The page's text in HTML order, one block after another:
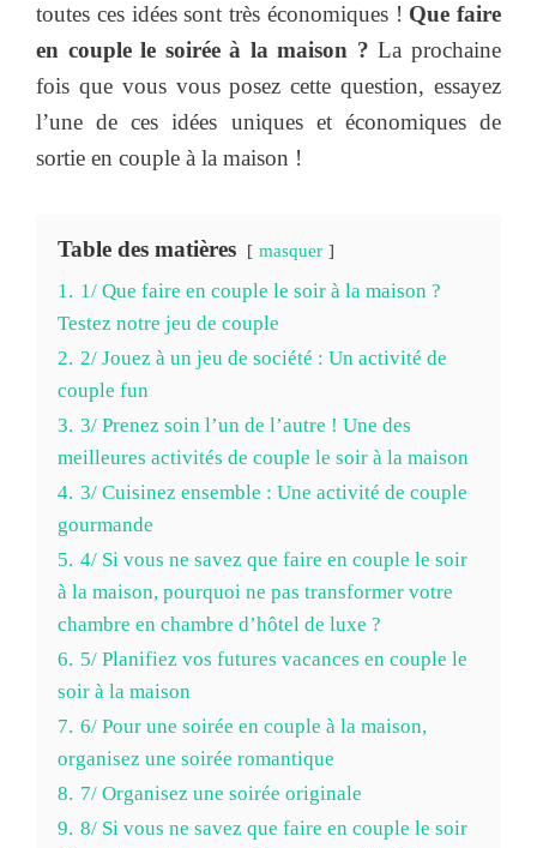
toutes ces idées sont très économiques ! Que faire
en couple le soirée à la maison ? La prochaine
fois que vous vous posez cette question, essayez
l’une de ces idées uniques et économiques de
sortie en couple à la maison !
Table des matières masquer
1. 1/ Que faire en couple le soir à la maison ?
Testez notre jeu de couple
2. 2/ Jouez à un jeu de société : Un activité de
couple fun
3. 3/ Prenez soin l’un de l’autre ! Une des
meilleures activités de couple le soir à la maison
4. 3/ Cuisinez ensemble : Une activité de couple
gourmande
5. 4/ Si vous ne savez que faire en couple le soir
à la maison, pourquoi ne pas transformer votre
chambre en chambre d’hôtel de luxe ?
6. 5/ Planifiez vos futures vacances en couple le
soir à la maison
7. 6/ Pour une soirée en couple à la maison,
organisez une soirée romantique
8. 7/ Organisez une soirée originale
9. 8/ Si vous ne savez que faire en couple le soir